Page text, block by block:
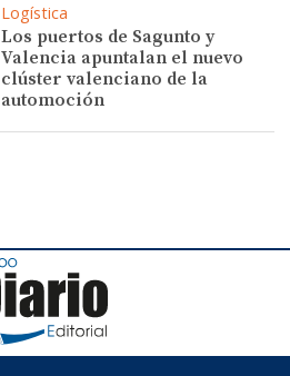
Logística
Los puertos de Sagunto y
Valencia apuntalan el nuevo
clúster valenciano de la
automoción